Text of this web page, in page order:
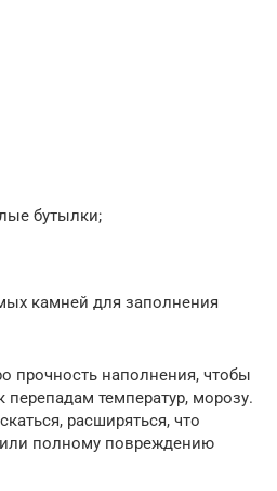
бутылки;
камней для заполнения
прочность наполнения, чтобы
температур, морозу.
расширяться, что
полному повреждению